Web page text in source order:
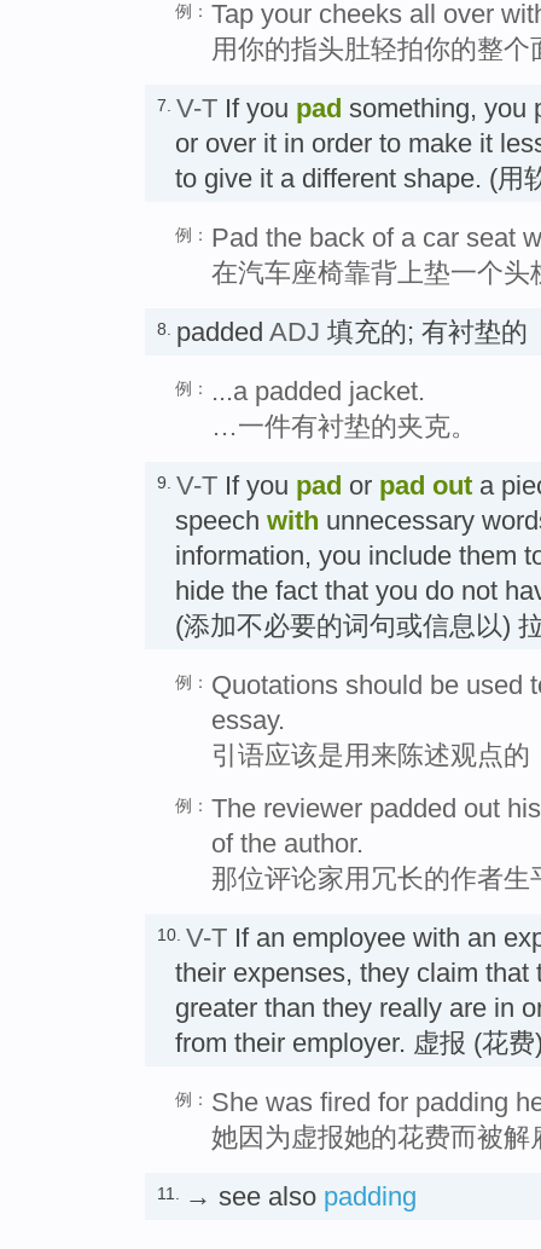
例： Tap your cheeks all over
用你的指头肚轻拍你的整个
7. V-T If you pad something, you
or over it in order to make it
to give it a different shape. (用
例： Pad the back of a car seat
在汽车座椅靠背上垫一个头
8. padded ADJ 填充的; 有衬垫的
例：
...a padded jacket.
…一件有衬垫的夹克。
9. V-T If you pad or pad out a
speech with unnecessary
information, you include them
hide the fact that you do not
(添加不必要的词句或信息以)
例： Quotations should be used
essay.
引语应该是用来陈述观点
例： The reviewer padded out
of the author.
那位评论家用冗长的作者
10. V-T If an employee with an
their expenses, they claim that
greater than they really are in
from their employer. 虚报 (花费
例： She was fired for padding
她因为虚报她的花费而被解
11. → see also padding